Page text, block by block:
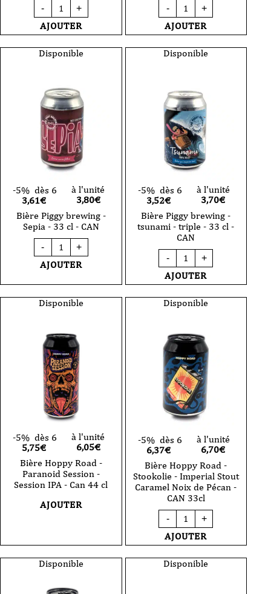
-
quantité
de
Bière
Iron
-
Gose
Laurier
33
cl
+
AJOUTER
-
quantité
de
Bière
Les
-
Pulp
Berliner
Weisse
-
44cl
-
CAN
+
AJOUTER
Disponible
-5% dès 6
3,61€
à l'unité
3,80€
Bière Piggy brewing -
Sepia - 33 cl - CAN
-
quantité
de
Bière
Piggy
Sepia
-
-
CAN
+
AJOUTER
Disponible
-5% dès 6
3,52€
à l'unité
3,70€
Bière Piggy brewing -
tsunami - triple - 33 cl -
CAN
-
quantité
de
Bière
Piggy
-
tsunami
triple
-
33
cl
-
CAN
+
AJOUTER
Disponible
-5% dès 6
5,75€
à l'unité
6,05€
Bière Hoppy Road -
Paranoid Session -
Session IPA - Can 44 cl
AJOUTER
Disponible
-5% dès 6
6,37€
à l'unité
6,70€
Bière Hoppy Road -
Stookolie - Imperial Stout
Caramel Noix de Pécan -
CAN 33cl
-
quantité
de
Bière
Hoppy
-
Stookolie
+
AJOUTER
Disponible Disponible